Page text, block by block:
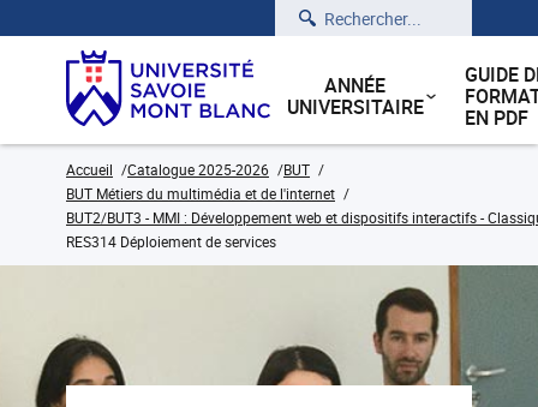
Rechercher
ANNÉE
UNIVERSITAIRE
GUIDE
EN PDF
Accueil Catalogue 2025-2026
BUT
BUT Métiers du multimédia et de l'internet
BUT2/BUT3 - MMI : Développement web et dispositifs interactifs -
RES314 Déploiement de services